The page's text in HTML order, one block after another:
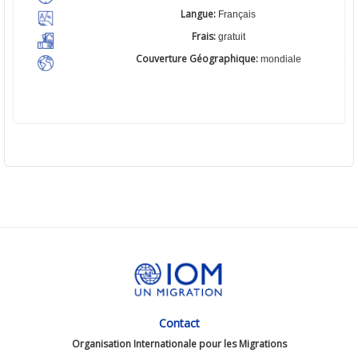
Langue: Français
Frais: gratuit
Couverture Géographique: mondiale
Contact
Organisation Internationale pour les Migrations